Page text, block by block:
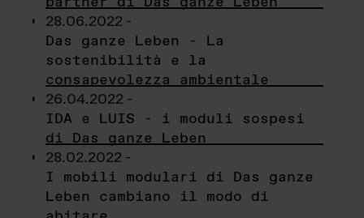
28.06.2022 -
Das ganze Leben - La
sostenibilità e la
consapevolezza ambientale
26.04.2022 -
IDA e LUIS - i moduli sospesi
di Das ganze Leben
28.02.2022 -
I mobili modulari di Das ganze
Leben cambiano il modo di